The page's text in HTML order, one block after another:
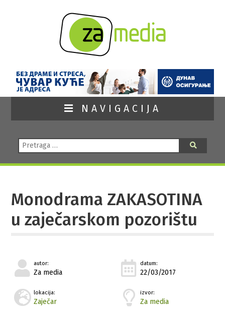
NAVIGACIJA
Pretraga:
Monodrama ZAKASOTINA
u zaječarskom pozorištu
autor:
Za media
datum:
22/03/2017
lokacija:
Zaječar
izvor:
Za media